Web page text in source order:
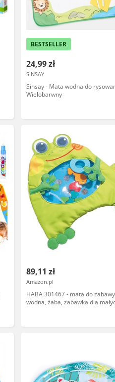
BESTSELLER
24,99 zł
SINSAY
Sinsay - Mata wodna do
Wielobarwny
89,11 zł
Amazon.pl
HABA 301467 - mata do zabawy
wodna, żaba, zabawka dla